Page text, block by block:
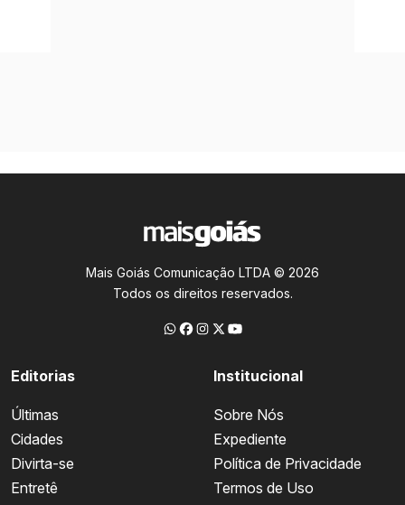
Mais Goiás Comunicação LTDA © 2026
Todos os direitos reservados.
Editorias
Últimas
Cidades
Divirta-se
Entretê
Institucional
Sobre Nós
Expediente
Política de Privacidade
Termos de Uso